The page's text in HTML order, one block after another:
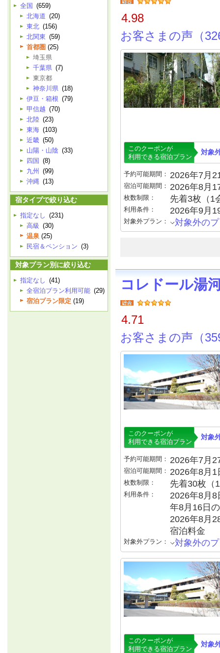
全国 (659)
北海道 (20)
東北 (156)
北関東 (59)
首都圏 (25)
埼玉県
千葉県 (7)
東京都
神奈川県 (18)
伊豆・箱根 (79)
甲信越 (70)
北陸 (23)
東海 (103)
近畿 (50)
山陽・山陰 (33)
四国 (8)
九州
(99)
沖縄 (13)
宿タイプで絞り込む
指定なし (231)
高級 (30)
温泉 (25)
民宿＆ペンション (3)
対象プラン別に絞り込む
指定なし (41)
全宿泊プラン利用可能 (29)
宿泊プラン限定 (19)
4.98
お客さまの声（
このクーポンが
利用できる宿泊プラン
対象
予約可能期間： 2026年7月
宿泊可能期間： 2026年8月
枚数制限： 先着3枚（1
利用条件： 2026年9月
対象外プラン： 対象外の
コレドール湯
4.71
お客さまの声（
このクーポンが
利用できる宿泊プラン
対象
予約可能期間： 2026年7月
宿泊可能期間： 2026年8月
枚数制限： 先着30枚（
利用条件：
2026年8月
年8月16日
2026年8月
宿泊料金
対象外プラン： 対象外の
このクーポンが
利用できる宿泊プラン
対象